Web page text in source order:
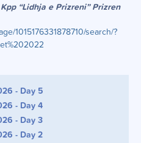
“Lidhja e Prizreni” Prizren
1015176331878710/search/?
- Day 5
- Day 4
- Day 3
- Day 2